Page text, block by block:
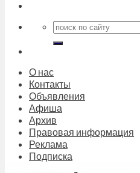
О нас
Контакты
Объявления
Афиша
Архив
Правовая информация
Реклама
Подписка